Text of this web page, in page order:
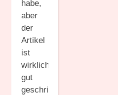
habe,
aber
der
Artikel
ist
wirklich
gut
geschrieben